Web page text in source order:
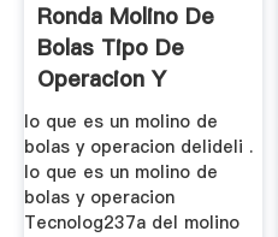
Ronda Molino De
Bolas Tipo De
Operacion Y
Mantenimiento
lo que es un molino de
bolas y operacion delideli .
lo que es un molino de
bolas y operacion
Tecnolog237a del molino